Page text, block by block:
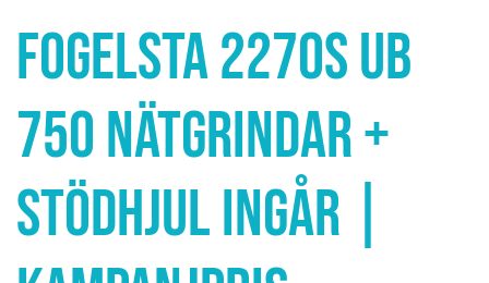
Fogelsta 2270S UB
750 NÄTGRINDAR +
STÖDHJUL INGÅR |